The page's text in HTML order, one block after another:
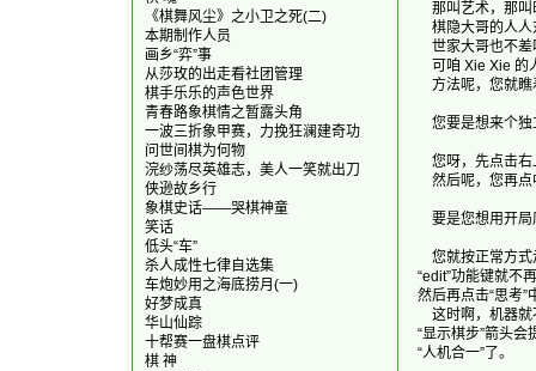
《棋舞风尘》之小卫之死(二)
本期制作人员
画乡“弈”事
从莎玫的出走看社团管理
棋手乐乐的声色世界
青春路象棋情之暂露头角
一波三折象甲赛，力挽狂澜建奇功
问世间棋为何物
浣纱荡尽英雄志，美人一笑就出刀
侠逊故乡行
象棋史话——哭棋神童
笑话
低头“车”
杀人成性七律自选集
车炮妙用之海底捞月(一)
好梦成真
华山仙踪
十帮赛一盘棋点评
棋 神
那叫艺术，那
棋隐大哥的人
世家大哥也不
可咱 Xie Xie
方法呢，您就
您要是想来个
您呀，先点击
然后呢，您再
要是您想用开
您就按正常方
“edit”功能键就不
然后再点击“思考”
这时啊，机器
“显示棋步”箭头
“人机合一”了。